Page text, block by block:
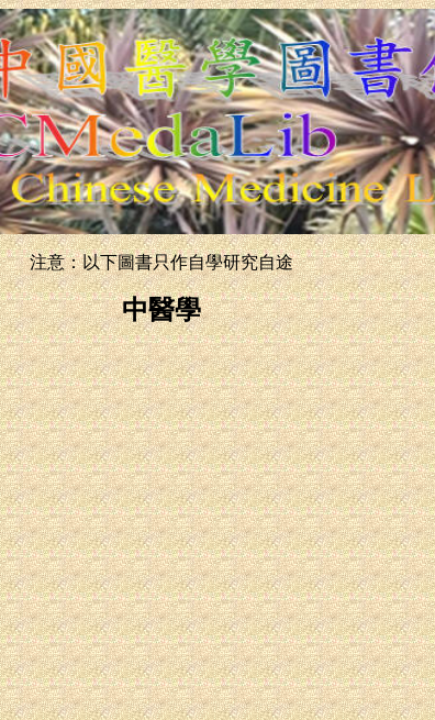
注意：以下圖書只作自學研究自途
中醫學